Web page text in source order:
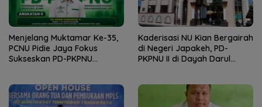
Menjelang Muktamar Ke-35,
PCNU Pidie Jaya Fokus
Sukseskan PD-PKPNU
Kaderisasi NU Kian Bergairah
di Negeri Japakeh, PD-
PKPNU II di Dayah Darul